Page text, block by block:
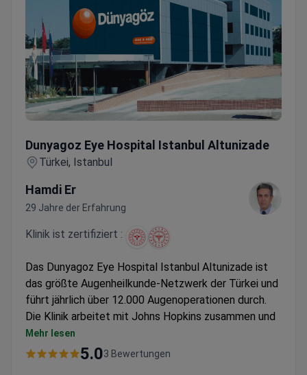
Dunyagoz Eye Hospital Istanbul Altunizade
Türkei, Istanbul
Hamdi Er
29 Jahre der Erfahrung
Klinik ist zertifiziert :
Das Dunyagoz Eye Hospital Istanbul Altunizade ist
das größte Augenheilkunde-Netzwerk der Türkei und
führt jährlich über 12.000 Augenoperationen durch.
Die Klinik arbeitet mit Johns Hopkins zusammen und
ist JCI-akkreditiert.
Bietet umfassende Behandlungen, einschließlich
Mehr lesen
5.03 Bewertungen